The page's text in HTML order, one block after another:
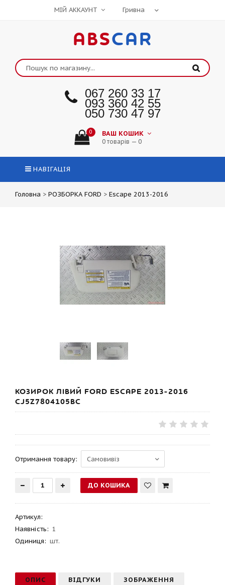
МІЙ АККАУНТ
ABSCAR
067 260 33 17
093 360 42 55
050 730 47 97
0 ВАШ КОШИК
0 товарів — 0
НАВІГАЦІЯ
Головна > РОЗБОРКА FORD > Escape 2013-2016
КОЗИРОК ЛІВИЙ FORD ESCAPE 2013-2016
CJ5Z7804105BC
Отримання товару:
Артикул:
Наявність: 1
Одиниця: шт.
ОПИС ВІДГУКИ ЗОБРАЖЕННЯ